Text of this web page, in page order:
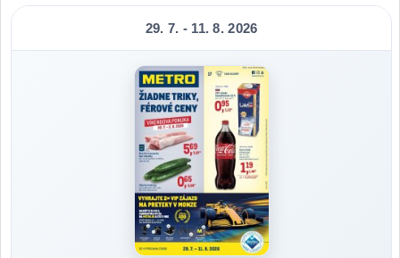
29. 7. - 11. 8. 2026